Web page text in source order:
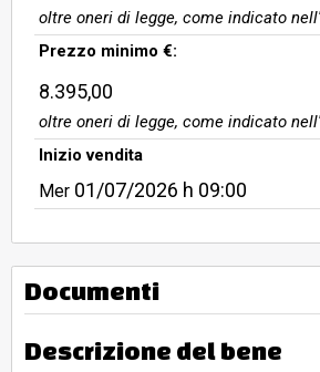
oltre oneri di legge, come indicato
Prezzo minimo €:
8.395,00
oltre oneri di legge, come indicato
Inizio vendita
Mer 01/07/2026 h 09:00
Documenti
Descrizione del bene